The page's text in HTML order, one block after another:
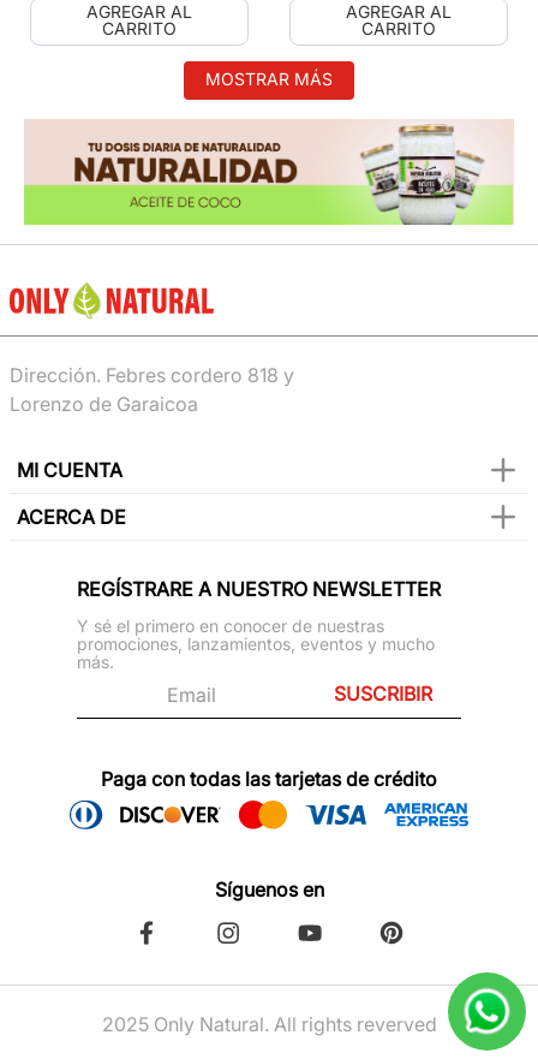
AGREGAR AL
CARRITO
AGREGAR AL
CARRITO
MOSTRAR MÁS
Dirección. Febres cordero 818 y
Lorenzo de Garaicoa
MI CUENTA
ACERCA DE
REGÍSTRARE A NUESTRO NEWSLETTER
Y sé el primero en conocer de nuestras
promociones, lanzamientos, eventos y mucho
más.
SUSCRIBIR
Paga con todas las tarjetas de crédito
Síguenos en
2025 Only Natural. All rights reverved